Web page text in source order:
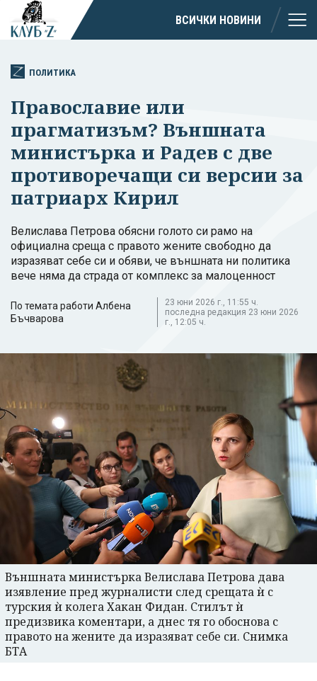
ВСИЧКИ НОВИНИ
ПОЛИТИКА
Православие или
прагматизъм? Външната
министърка и Радев с две
противоречащи си версии за
патриарх Кирил
Велислава Петрова обясни голото си рамо на
официална среща с правото жените свободно да
изразяват себе си и обяви, че външната ни политика
вече няма да страда от комплекс за малоценност
По темата работи Албена
Бъчварова
23 юни 2026 г., 11:55 ч.
последна редакция 23 юни 2026
г., 12:05 ч.
Външната министърка Велислава Петрова дава
изявление пред журналисти след срещата ѝ с
турския ѝ колега Хакан Фидан. Стилът ѝ
предизвика коментари, а днес тя го обоснова с
правото на жените да изразяват себе си. Снимка
БТА